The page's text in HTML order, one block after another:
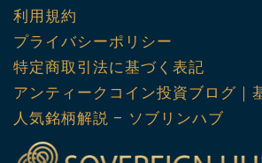
利用規約
プライバシーポリシー
特定商取引法に基づく表記
アンティークコイン投資ブログ｜
人気銘柄解説 – ソブリンハブ